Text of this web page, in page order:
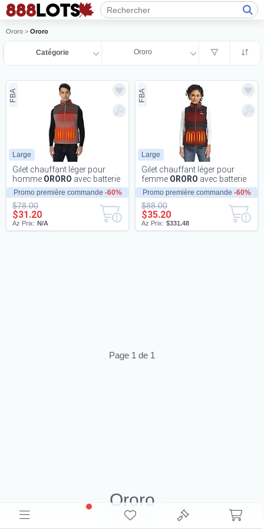
Ororo > Ororo
Catégorie Ororo
Large
FBA
Promo première commande -60%
Gilet chauffant léger pour
homme ORORO avec batterie
rechargeable USB-C, gilet
chauffant c...
$78.00
$31.20
Az Prix: N/A
Large
FBA
Promo première commande -60%
Gilet chauffant léger pour
femme ORORO avec batterie
intégrée (taille L)
$88.00
$35.20
Az Prix: $331.48
Page 1 de 1
Ororo
Découvrez le Inventaire Ororo Déstockage pour la revente.